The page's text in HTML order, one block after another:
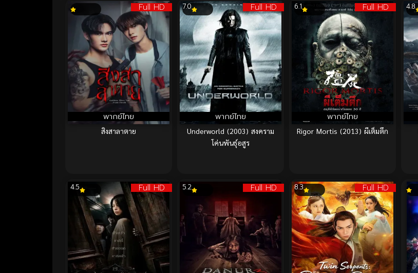
Full HD
พากย์ไทย
สิงสาลาตาย
Full HD
พากย์ไทย
7.0
Underworld (2003) สงคราม
โค่นพันธุ์อสูร
Full HD
พากย์ไทย
6.1
Rigor Mortis (2013) ผีเต็มตึก
4.8
Full HD
4.5 Full HD
5.2 Full HD
8.3